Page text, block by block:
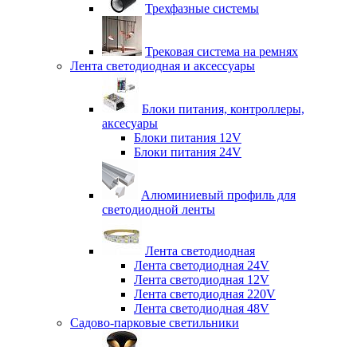
Трехфазные системы
Трековая система на ремнях
Лента светодиодная и аксессуары
Блоки питания, контроллеры,
аксесуары
Блоки питания 12V
Блоки питания 24V
Алюминиевый профиль для
светодиодной ленты
Лента светодиодная
Лента светодиодная 24V
Лента светодиодная 12V
Лента светодиодная 220V
Лента светодиодная 48V
Садово-парковые светильники